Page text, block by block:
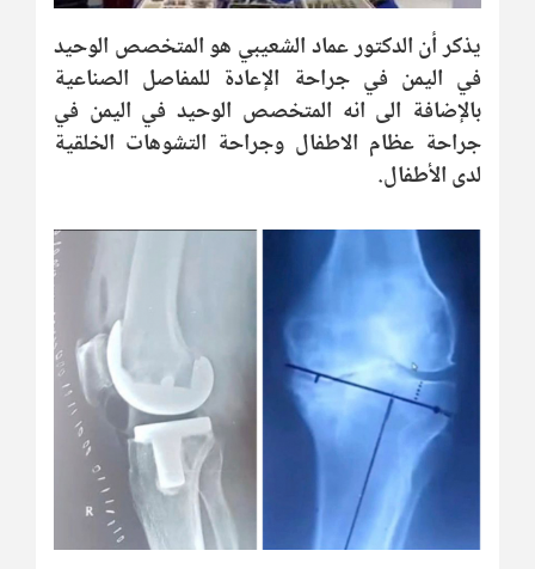
يذكر أن الدكتور عماد الشعيبي هو المتخصص الوحيد
في اليمن في جراحة الإعادة للمفاصل الصناعية
بالإضافة الى انه المتخصص الوحيد في اليمن في
جراحة عظام الاطفال وجراحة التشوهات الخلقية
لدى الأطفال.